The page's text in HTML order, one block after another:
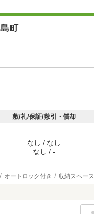
町
敷/礼/保証/敷引・償却
なし / なし
なし / -
オートロック付き 収納スペース